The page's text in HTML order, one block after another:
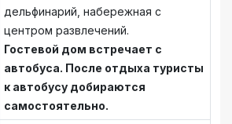
дельфинарий, набережная с
центром развлечений.
Гостевой дом встречает с
автобуса. После отдыха туристы
к автобусу добираются
самостоятельно.